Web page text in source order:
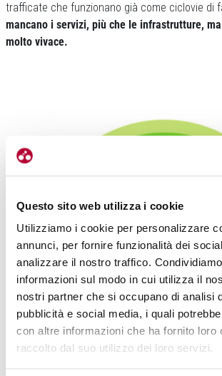
Questo sito web utilizza i cookie
Utilizziamo i cookie per personalizzare
annunci, per fornire funzionalità dei
analizzare il nostro traffico.
informazioni sul modo in cui utilizza il
nostri partner che si occupano di analisi
pubblicità e social media, i quali
con altre informazioni che ha fornito loro
raccolto dal suo utilizzo dei loro servizi.
trafficate che funzionano già come ciclovie di
mancano i servizi, più che le infrastrutture,
molto vivace.